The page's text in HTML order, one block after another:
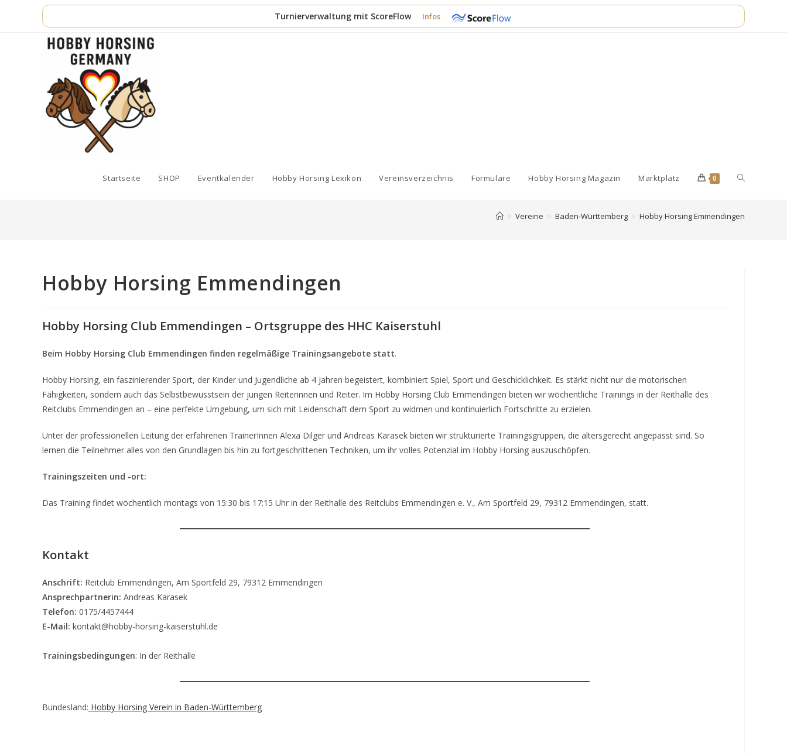
Turnierverwaltung mit ScoreFlow Infos
Startseite SHOP Eventkalender Hobby Horsing Lexikon Vereinsverzeichnis Formulare Hobby Horsing Magazin Marktplatz 0 Website-
Suche
> Vereine > Baden-Württemberg > Hobby Horsing Emmendingen
Hobby Horsing Emmendingen
Hobby Horsing Club Emmendingen – Ortsgruppe des HHC Kaiserstuhl
Beim Hobby Horsing Club Emmendingen finden regelmäßige Trainingsangebote statt.
Hobby Horsing, ein faszinierender Sport, der Kinder und Jugendliche ab 4 Jahren begeistert, kombiniert Spiel, Sport und Geschicklichkeit. Es stärkt nicht nur die motorischen
Fähigkeiten, sondern auch das Selbstbewusstsein der jungen Reiterinnen und Reiter. Im Hobby Horsing Club Emmendingen bieten wir wöchentliche Trainings in der Reithalle des
Reitclubs Emmendingen an – eine perfekte Umgebung, um sich mit Leidenschaft dem Sport zu widmen und kontinuierlich Fortschritte zu erzielen.
Unter der professionellen Leitung der erfahrenen TrainerInnen Alexa Dilger und Andreas Karasek bieten wir strukturierte Trainingsgruppen, die altersgerecht angepasst sind. So
lernen die Teilnehmer alles von den Grundlagen bis hin zu fortgeschrittenen Techniken, um ihr volles Potenzial im Hobby Horsing auszuschöpfen.
Trainingszeiten und -ort:
Das Training findet wöchentlich montags von 15:30 bis 17:15 Uhr in der Reithalle des Reitclubs Emmendingen e. V., Am Sportfeld 29, 79312 Emmendingen, statt.
Kontakt
Anschrift: Reitclub Emmendingen, Am Sportfeld 29, 79312 Emmendingen
Ansprechpartnerin: Andreas Karasek
Telefon: 0175/4457444
E-Mail: kontakt@hobby-horsing-kaiserstuhl.de
Trainingsbedingungen: In der Reithalle
Bundesland: Hobby Horsing Verein in Baden-Württemberg